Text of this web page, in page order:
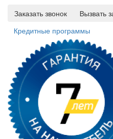
Заказать звонок
Вызвать
Кредитные программы